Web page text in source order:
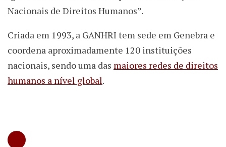
Nacionais de Direitos Humanos”.
Criada em 1993, a GANHRI tem sede em Genebra e
coordena aproximadamente 120 instituições
nacionais, sendo uma das maiores redes de direitos
humanos a nível global.